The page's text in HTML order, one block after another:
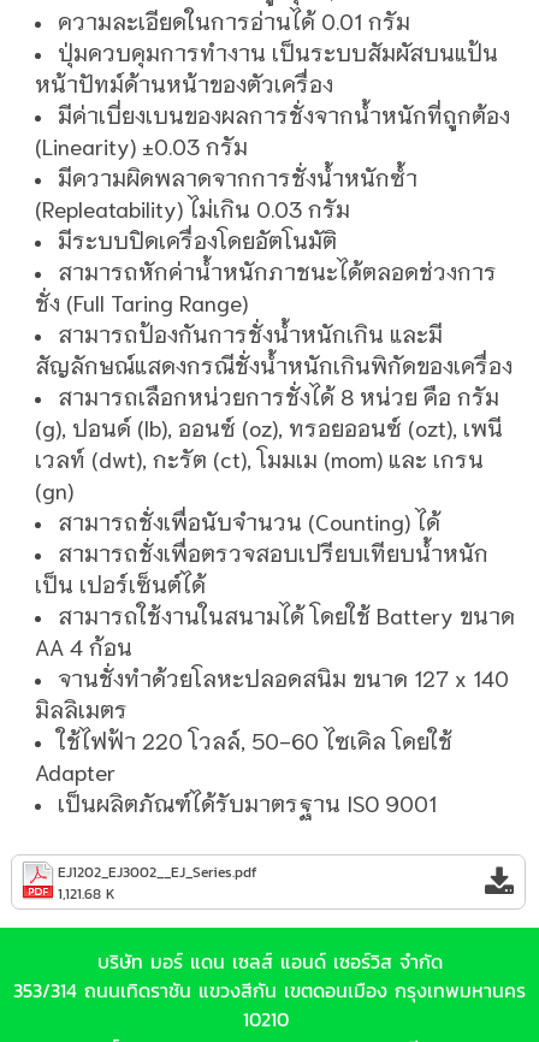
ความละเอียดในการอ่านได้ 0.01 กรัม
ปุ่มควบคุมการทำงาน เป็นระบบสัมผัสบนแป้น
หน้าปัทม์ด้านหน้าของตัวเครื่อง
มีค่าเบี่ยงเบนของผลการชั่งจากน้ำหนักที่ถูกต้อง
(Linearity) ±0.03 กรัม
มีความผิดพลาดจากการชั่งน้ำหนักซ้ำ
(Repleatability) ไม่เกิน 0.03 กรัม
มีระบบปิดเครื่องโดยอัตโนมัติ
สามารถหักค่าน้ำหนักภาชนะได้ตลอดช่วงการ
ชั่ง (Full Taring Range)
สามารถป้องกันการชั่งน้ำหนักเกิน และมี
สัญลักษณ์แสดงกรณีชั่งน้ำหนักเกินพิกัดของเครื่อง
สามารถเลือกหน่วยการชั่งได้ 8 หน่วย คือ กรัม
(g), ปอนด์ (lb), ออนซ์ (oz), ทรอยออนซ์ (ozt), เพนี
เวลท์ (dwt), กะรัต (ct), โมมเม (mom) และ เกรน
(gn)
สามารถชั่งเพื่อนับจำนวน (Counting) ได้
สามารถชั่งเพื่อตรวจสอบเปรียบเทียบน้ำหนัก
เป็น เปอร์เซ็นต์ได้
สามารถใช้งานในสนามได้ โดยใช้ Battery ขนาด
AA 4 ก้อน
จานชั่งทำด้วยโลหะปลอดสนิม ขนาด 127 x 140
มิลลิเมตร
ใช้ไฟฟ้า 220 โวลล์, 50-60 ไซเคิล โดยใช้
Adapter
เป็นผลิตภัณฑ์ได้รับมาตรฐาน ISO 9001
EJ1202_EJ3002__EJ_Series.pdf
1,121.68 K
บริษัท มอร์ แดน เซลส์ แอนด์ เซอร์วิส จำกัด
353/314 ถนนเทิดราชัน แขวงสีกัน เขตดอนเมือง กรุงเทพมหานคร
10210